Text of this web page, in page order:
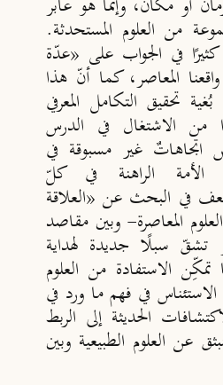
من العلوم المستحدثة.
في الجواب على «عدّة
المعاصر، كما أنّ هذا
بُغية تحقيق التكامل المعرفي
من الاشتغال في الدرس
اتجاهاتٌ غير مسبوقة في
الأمة الراهنة في كلّ
في البحث عن «العلاقة
المعاصرة- وبين مقاصد
تشقّ سبلًا جديدة لهداية
الاستفادة من العلوم
في فهم ما ورد في
الحديثة إلى الربط
عن العلوم الطبيعية وبين